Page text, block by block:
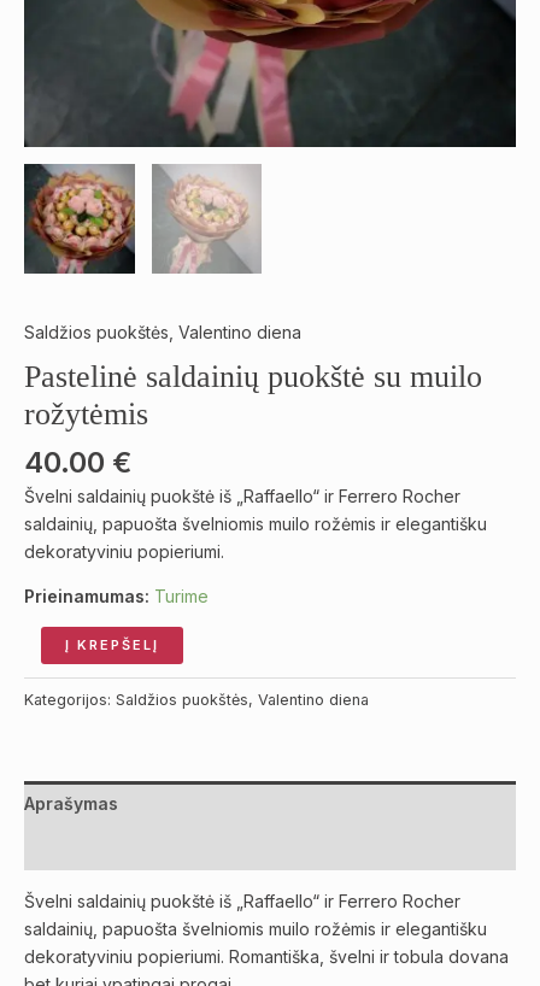
Saldžios puokštės Valentino diena
Pastelinė saldainių puokštė su muilo
rožytėmis
40.00 €
Švelni saldainių puokštė iš „Raffaello“ ir Ferrero Rocher
saldainių, papuošta švelniomis muilo rožėmis ir elegantišku
dekoratyviniu popieriumi.
Prieinamumas: Turime
Į KREPŠELĮ
Kategorijos: Saldžios puokštės, Valentino diena
Aprašymas
Švelni saldainių puokštė iš „Raffaello“ ir Ferrero Rocher
saldainių, papuošta švelniomis muilo rožėmis ir elegantišku
dekoratyviniu popieriumi. Romantiška, švelni ir tobula dovana